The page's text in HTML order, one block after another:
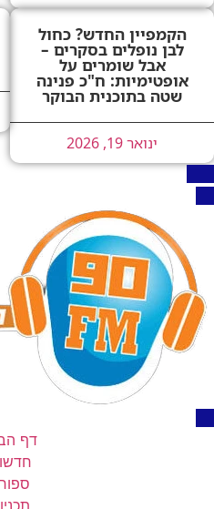
הקמפיין החדש? כחול
לבן נופלים בסקרים –
אבל שומרים על
אופטימיות: ח"כ פנינה
שטה בתוכנית הבוקר
ינואר 19, 2026
דף